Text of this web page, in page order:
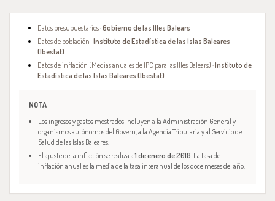
Datos presupuestarios ·Gobierno de las Illes Balears
Datos de población ·Instituto de Estadística de las Islas Baleares
(Ibestat)
Datos de inflación (Medias anuales de IPC para las Illes Balears) ·Instituto de
Estadística de las Islas Baleares (Ibestat)
NOTA
Los ingresos y gastos mostrados incluyen a la Administración General y
organismos autónomos del Govern, a la Agencia Tributaria y al Servicio de
Salud de las Islas Baleares.
El ajuste de la inflación se realiza a1 de enero de 2018. La tasa de
inflación anual es la media de la tasa interanual de los doce meses del año.